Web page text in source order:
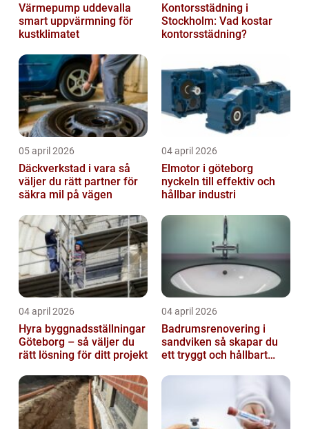
Värmepump uddevalla
smart uppvärmning för
kustklimatet
Kontorsstädning i
Stockholm: Vad kostar
kontorsstädning?
05 april 2026
Däckverkstad i vara så
väljer du rätt partner för
säkra mil på vägen
04 april 2026
Elmotor i göteborg
nyckeln till effektiv och
hållbar industri
04 april 2026
Hyra byggnadsställningar
Göteborg – så väljer du
rätt lösning för ditt projekt
04 april 2026
Badrumsrenovering i
sandviken så skapar du
ett tryggt och hållbart